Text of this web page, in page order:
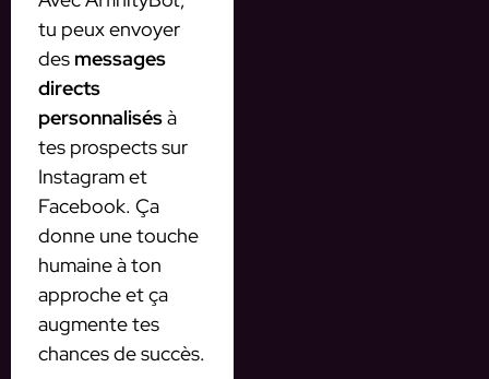
tu peux envoyer
des messages
directs
personnalisésà
tes prospects sur
Instagram et
Facebook. Ça
donne une touche
humaine à ton
approche et ça
augmente tes
chances de succès.